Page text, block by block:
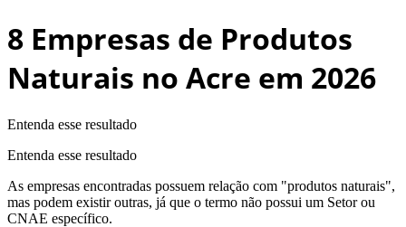
8 Empresas de Produtos
Naturais no Acre em 2026
Entenda esse resultado
Entenda esse resultado
As empresas encontradas possuem relação com "produtos naturais",
mas podem existir outras, já que o termo não possui um Setor ou
CNAE específico.